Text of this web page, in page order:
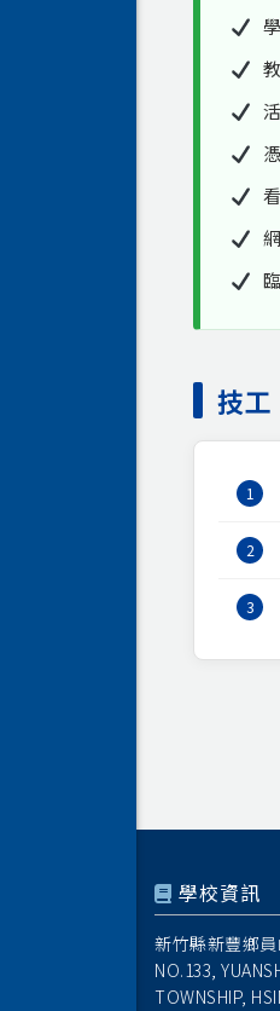
技工
1
2
3
學校資訊
新竹縣新豐鄉
NO.133,
TOWNSHIP,